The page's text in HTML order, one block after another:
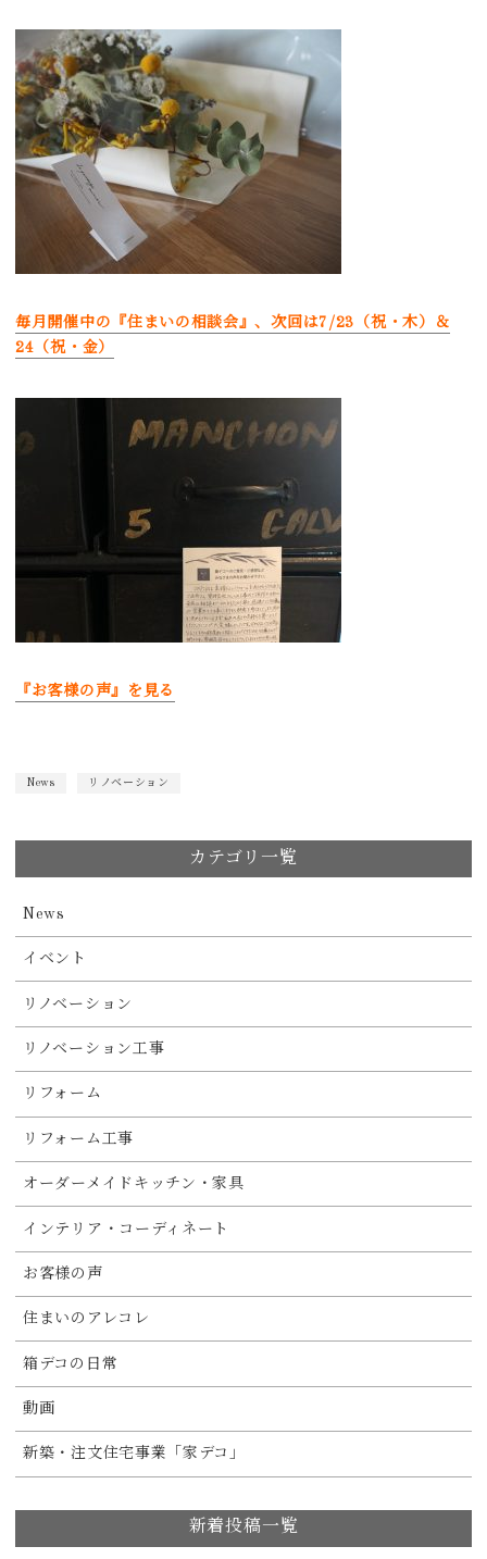
毎月開催中の『住まいの相談会』、次回は7/23（祝・木）＆
24（祝・金）
『お客様の声』を見る
News リノベーション
カテゴリ一覧
News
イベント
リノベーション
リノベーション工事
リフォーム
リフォーム工事
オーダーメイドキッチン・家具
インテリア・コーディネート
お客様の声
住まいのアレコレ
箱デコの日常
動画
新築・注文住宅事業「家デコ」
新着投稿一覧